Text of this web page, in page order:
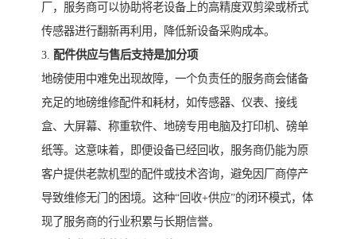
厂，服务商可以协助将老设备上的高精度双剪梁或桥式
传感器进行翻新再利用，降低新设备采购成本。
3. 配件供应与售后支持是加分项
地磅使用中难免出现故障，一个负责任的服务商会储备
充足的地磅维修配件和耗材，如传感器、仪表、接线
盒、大屏幕、称重软件、地磅专用电脑及打印机、磅单
纸等。这意味着，即便设备已经回收，服务商仍能为原
客户提供老款机型的配件或技术咨询，避免因厂商停产
导致维修无门的困境。这种“回收+供应”的闭环模式，体
现了服务商的行业积累与长期信誉。